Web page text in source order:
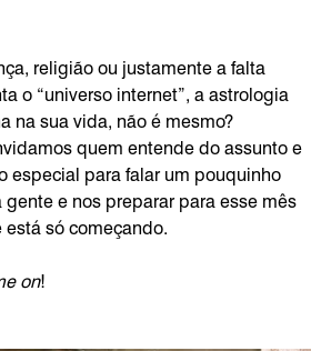
religião ou justamente a falta
o “universo internet”, a astrologia
na sua vida, não é mesmo?
quem entende do assunto e
especial para falar um pouquinho
e nos preparar para esse mês
só começando.
on!